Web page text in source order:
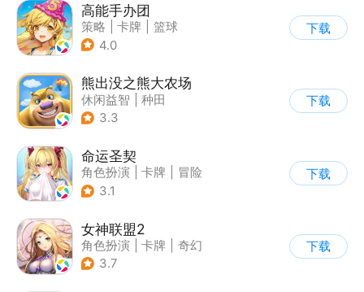
高能手办团
策略 卡牌
篮球
| 美少女
4.0
下载
熊出没之熊大农场
休闲益智
种田
| 田园生活
3.3
下载
命运圣契
角色扮演 卡牌
冒险
| 美少女
3.1
下载
女神联盟2
角色扮演 卡牌
奇幻
| 美少女
3.7
下载